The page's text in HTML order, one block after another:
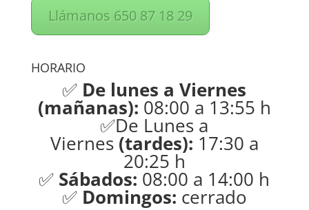
Llámanos 650 87 18 29
HORARIO
✅ De lunes a Viernes
(mañanas): 08:00 a 13:55 h
✅De Lunes a
Viernes(tardes): 17:30 a
20:25 h
✅ Sábados: 08:00 a 14:00 h
✅ Domingos: cerrado